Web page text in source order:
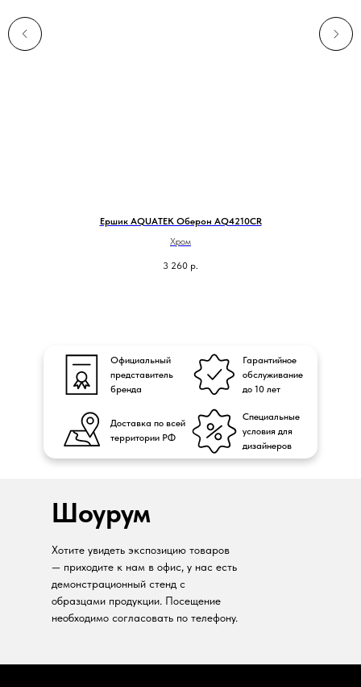
Ершик AQUATEK Оберон AQ4210CR
Хром
3 260 р.
Официальный
представитель
бренда
Доставка по всей
территории РФ
Гарантийное
обслуживание
до 10 лет
Специальные
условия для
дизайнеров
Шоурум
Хотите увидеть экспозицию товаров
— приходите к нам в офис, у нас есть
демонстрационный стенд с
образцами продукции. Посещение
необходимо согласовать по телефону.